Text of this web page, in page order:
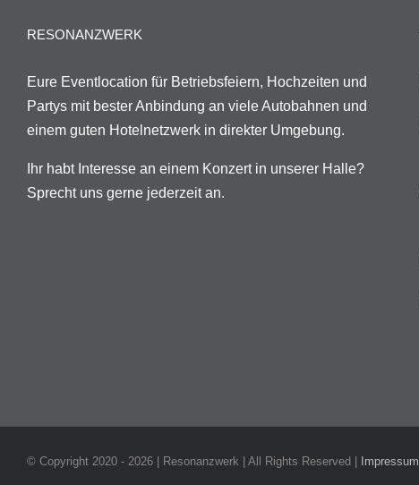
RESONANZWERK
Eure Eventlocation für Betriebsfeiern, Hochzeiten und
Partys mit bester Anbindung an viele Autobahnen und
einem guten Hotelnetzwerk in direkter Umgebung.
Ihr habt Interesse an einem Konzert in unserer Halle?
Sprecht uns gerne jederzeit an.
© Copyright 2020 - 2026 | Resonanzwerk | All Rights Reserved | Impressum